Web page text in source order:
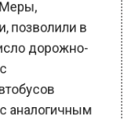
дорожно-
аналогичным